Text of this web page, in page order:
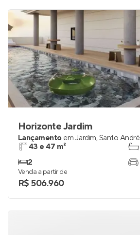
Horizonte Jardim
Lançamento em Jardim,Santo André
43 e 47 m²
2
Venda a partir de
R$ 506.960